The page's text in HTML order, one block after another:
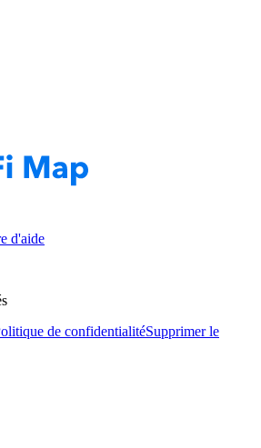
d'aide
de confidentialitéSupprimer le